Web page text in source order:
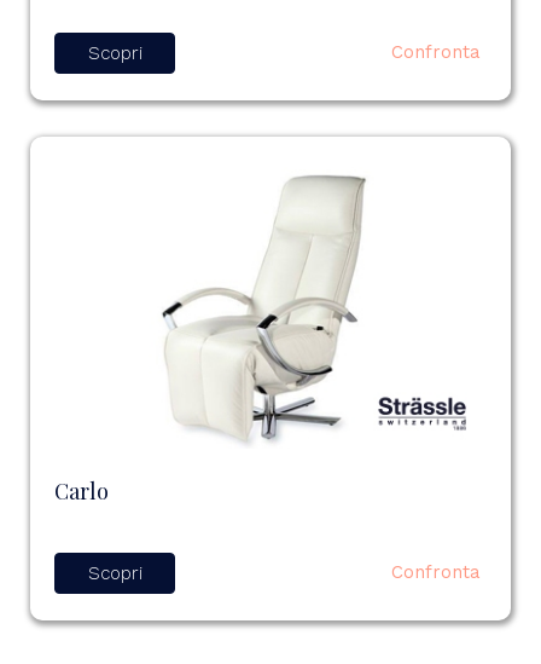
Scopri Confronta
Carlo
Scopri Confronta